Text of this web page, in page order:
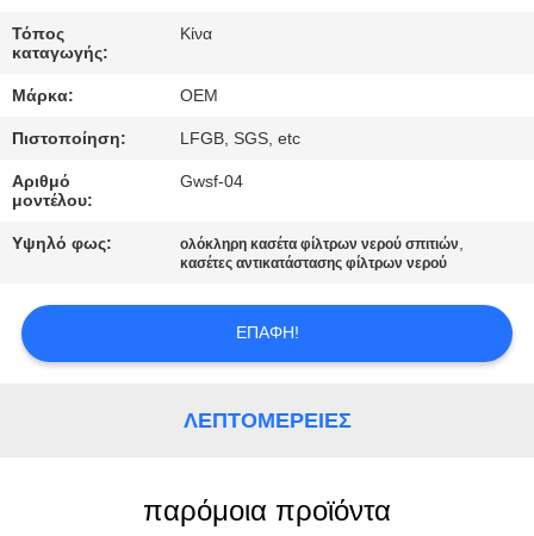
ΜΑΣ
ΕΛΆΤΕ
ΕΠΑΦΉ
ΜΕ
ΈΝΑ
ΑΠΌΣΠΑΣΜΑ
SITEMAP
Τόπος
καταγωγής:
Κίνα
Μάρκα: OEM
Πιστοποίηση: LFGB, SGS, etc
Αριθμό
μοντέλου:
Gwsf-04
Υψηλό φως: ολόκληρη κασέτα φίλτρων νερού σπιτιών,
κασέτες αντικατάστασης φίλτρων νερού
ΕΠΑΦΉ!
ΛΕΠΤΟΜΈΡΕΙΕΣ
παρόμοια προϊόντα